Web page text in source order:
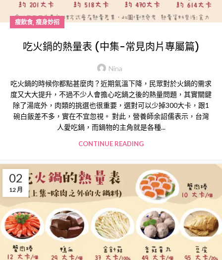
瘦飲食, 瘦身妙招
吃火鍋的熱量表 (中集-常見肉片專屬篇)
Nina
吃火鍋的時候你都點甚麼肉？近期氣溫下降，民眾對於火鍋的需求
度又大大提升，不過不少人會擔心吃鍋之後的熱量問題，其實關鍵
除了湯底外，肉類的挑選也很重要，選對可以少掉300大卡，跟1
碗白飯差不多，實在不宜忽視。 對此，營養師余詔儒表示，台灣
人愛吃鍋，而鍋物的主角就是各種...
CONTINUE READING
02
12 月